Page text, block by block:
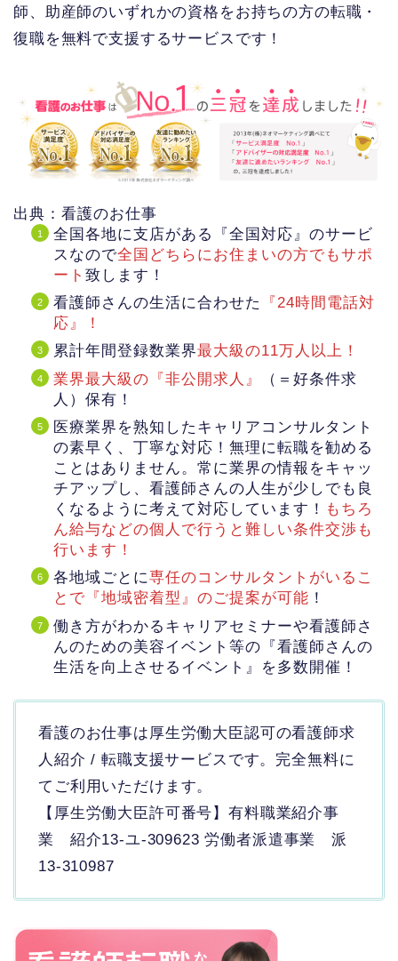
師、助産師のいずれかの資格をお持ちの方の転職・
復職を無料で支援するサービスです！
出典：看護のお仕事
全国各地に支店がある『全国対応』のサービ
スなので全国どちらにお住まいの方でもサポ
ート 致します！
看護師さんの生活に合わせた
『24時間電話対
応』！
累計年間登録数業界最大級の11万人以上！
業界最大級の『非公開求人』
（＝好条件求
人）保有！
医療業界を熟知したキャリアコンサルタント
の素早く、丁寧な対応！無理に転職を勧める
ことはありません。常に業界の情報をキャッ
チアップし、看護師さんの人生が少しでも良
くなるように考えて対応しています！ もちろ
ん給与などの個人で行うと難しい条件交渉も
行います！
各地域ごとに専任のコンサルタントがいるこ
とで『地域密着型』のご提案が可能 ！
働き方がわかるキャリアセミナーや看護師さ
んのための美容イベント等の『看護師さんの
生活を向上させるイベント』を多数開催！
看護のお仕事は厚生労働大臣認可の看護師求
人紹介 / 転職支援サービスです。完全無料に
てご利用いただけます。
【厚生労働大臣許可番号】有料職業紹介事
業 紹介13-ユ-309623 労働者派遣事業 派
13-310987